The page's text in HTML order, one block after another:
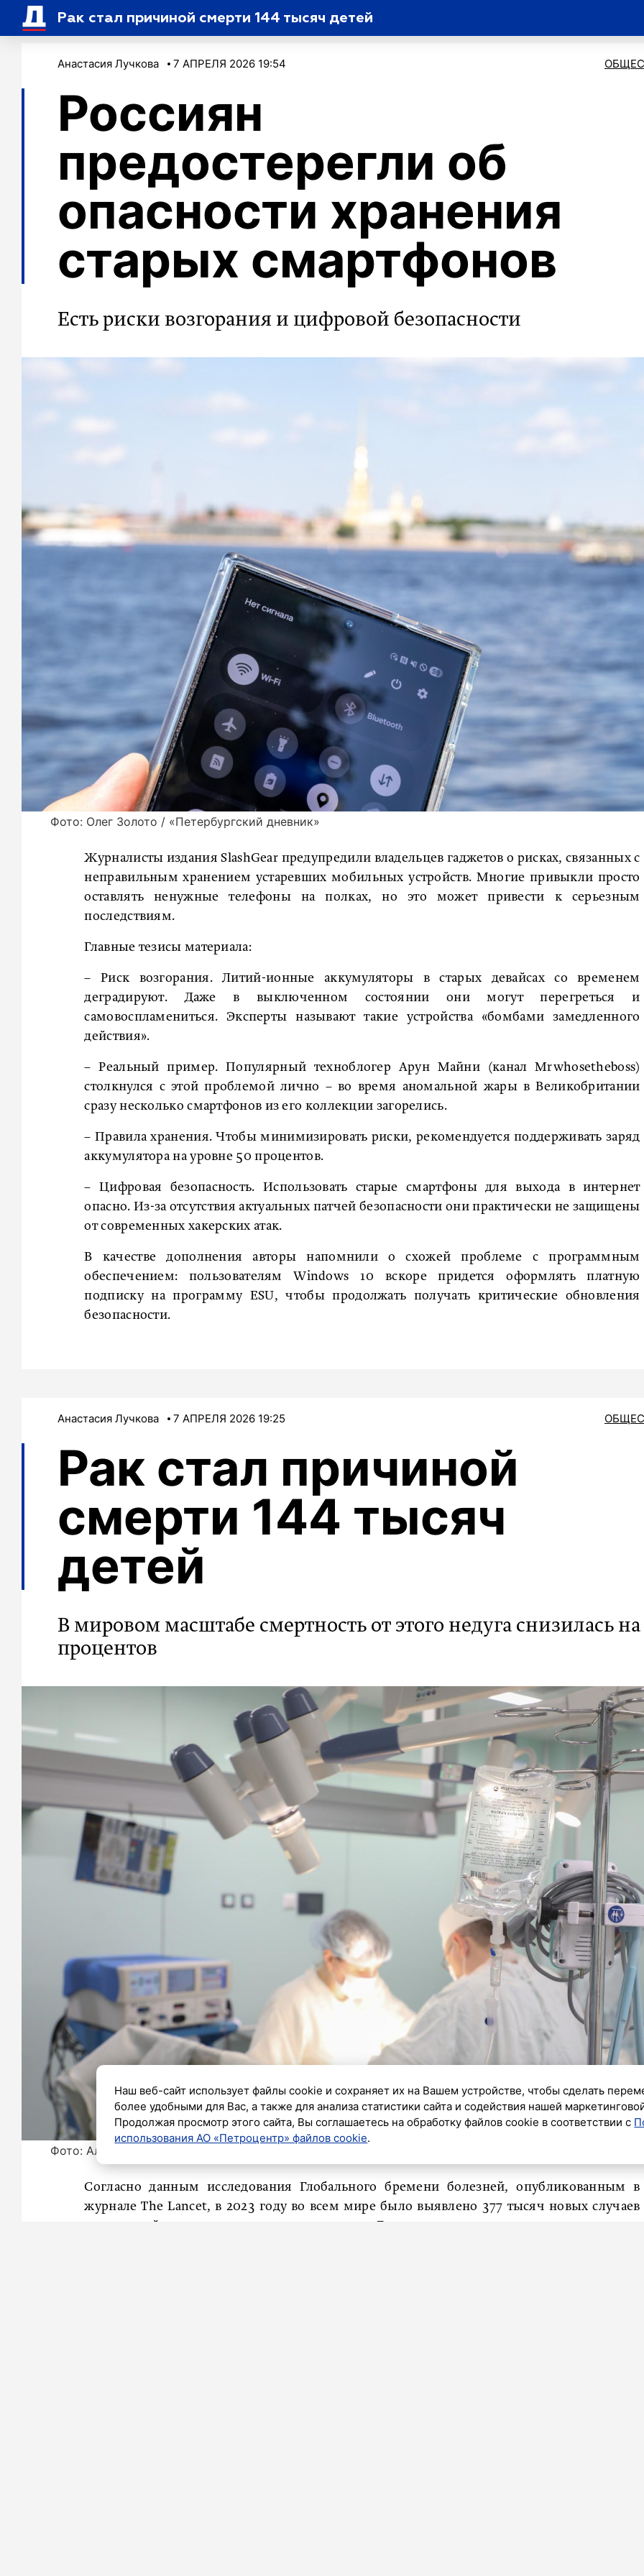
Рак стал причиной смерти 144 тысяч детей
Анастасия Лучкова 7 АПРЕЛЯ 2026 19:54
Россиян
предостерегли об
опасности хранения
старых смартфонов
Есть риски возгорания и цифровой безопасности
Фото: Олег Золото / «Петербургский дневник»
Журналисты издания SlashGear предупредили владельцев гаджетов о рисках, связанных с
неправильным хранением устаревших мобильных устройств. Многие привыкли просто
оставлять ненужные телефоны на полках, но это может привести к серьезным
последствиям.
Главные тезисы материала:
– Риск возгорания. Литий-ионные аккумуляторы в старых девайсах со временем
деградируют. Даже в выключенном состоянии они могут перегреться и
самовоспламениться. Эксперты называют такие устройства «бомбами замедленного
действия».
– Реальный пример. Популярный техноблогер Арун Майни (канал Mrwhosetheboss)
столкнулся с этой проблемой лично – во время аномальной жары в Великобритании
сразу несколько смартфонов из его коллекции загорелись.
– Правила хранения. Чтобы минимизировать риски, рекомендуется поддерживать заряд
аккумулятора на уровне 50 процентов.
– Цифровая безопасность. Использовать старые смартфоны для выхода в интернет
опасно. Из-за отсутствия актуальных патчей безопасности они практически не защищены
от современных хакерских атак.
В качестве дополнения авторы напомнили о схожей проблеме с программным
обеспечением: пользователям Windows 10 вскоре придется оформлять платную
подписку на программу ESU, чтобы продолжать получать критические обновления
безопасности.
Анастасия Лучкова 7 АПРЕЛЯ 2026 19:25
Рак стал причиной
смерти 144 тысяч
детей
В мировом масштабе смертность от этого недуга снизилась на
процентов
Фото: Александр Глуз / «Петербургский дневник»
Согласно данным исследования Глобального бремени болезней, опубликованным в
журнале The Lancet, в 2023 году во всем мире было выявлено 377 тысяч новых случаев
Наш веб-сайт использует файлы cookie и сохраняет их на Вашем устройстве, чтобы сделать
более удобными для Вас, а также для анализа статистики сайта и содействия нашей
Продолжая просмотр этого сайта, Вы соглашаетесь на обработку файлов cookie в соответствии с
использования АО «Петроцентр» файлов cookie.